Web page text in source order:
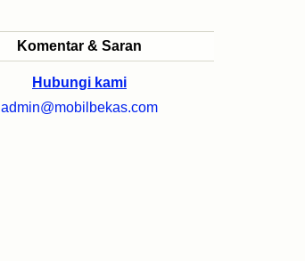
Komentar & Saran
Hubungi kami
admin@mobilbekas.com